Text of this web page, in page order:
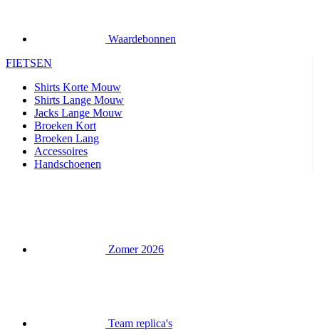
Waardebonnen
FIETSEN
Shirts Korte Mouw
Shirts Lange Mouw
Jacks Lange Mouw
Broeken Kort
Broeken Lang
Accessoires
Handschoenen
Zomer 2026
Team replica's